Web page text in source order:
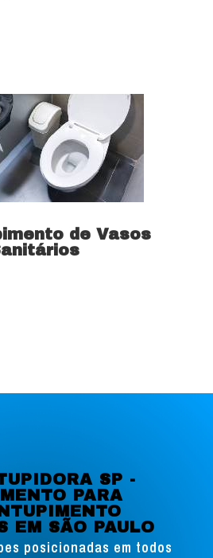
de Vasos
SP -
PARA
EM SÃO PAULO
posicionadas em todos